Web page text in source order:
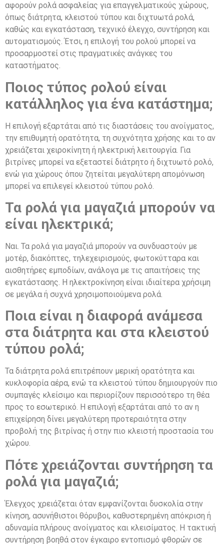
αφορούν ρολά ασφαλείας για επαγγελματικούς χώρους,
όπως διάτρητα, κλειστού τύπου και διχτυωτά ρολά,
καθώς και εγκατάσταση, τεχνικό έλεγχο, συντήρηση και
αυτοματισμούς. Έτσι, η επιλογή του ρολού μπορεί να
προσαρμοστεί στις πραγματικές ανάγκες του
καταστήματος.
Ποιος τύπος ρολού είναι
κατάλληλος για ένα κατάστημα;
Η επιλογή εξαρτάται από τις διαστάσεις του ανοίγματος,
την επιθυμητή ορατότητα, τη συχνότητα χρήσης και το αν
χρειάζεται χειροκίνητη ή ηλεκτρική λειτουργία. Για
βιτρίνες μπορεί να εξεταστεί διάτρητο ή διχτυωτό ρολό,
ενώ για χώρους όπου ζητείται μεγαλύτερη απομόνωση
μπορεί να επιλεγεί κλειστού τύπου ρολό.
Τα ρολά για μαγαζιά μπορούν να
είναι ηλεκτρικά;
Ναι. Τα ρολά για μαγαζιά μπορούν να συνδυαστούν με
μοτέρ, διακόπτες, τηλεχειρισμούς, φωτοκύτταρα και
αισθητήρες εμποδίων, ανάλογα με τις απαιτήσεις της
εγκατάστασης. Η ηλεκτροκίνηση είναι ιδιαίτερα χρήσιμη
σε μεγάλα ή συχνά χρησιμοποιούμενα ρολά.
Ποια είναι η διαφορά ανάμεσα
στα διάτρητα και στα κλειστού
τύπου ρολά;
Τα διάτρητα ρολά επιτρέπουν μερική ορατότητα και
κυκλοφορία αέρα, ενώ τα κλειστού τύπου δημιουργούν πιο
συμπαγές κλείσιμο και περιορίζουν περισσότερο τη θέα
προς το εσωτερικό. Η επιλογή εξαρτάται από το αν η
επιχείρηση δίνει μεγαλύτερη προτεραιότητα στην
προβολή της βιτρίνας ή στην πιο κλειστή προστασία του
χώρου.
Πότε χρειάζονται συντήρηση τα
ρολά για μαγαζιά;
Έλεγχος χρειάζεται όταν εμφανίζονται δυσκολία στην
κίνηση, ασυνήθιστοι θόρυβοι, καθυστερημένη απόκριση ή
αδυναμία πλήρους ανοίγματος και κλεισίματος. Η τακτική
συντήρηση βοηθά στον έγκαιρο εντοπισμό φθορών σε